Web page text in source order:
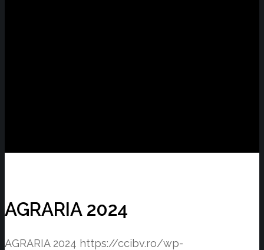
AGRARIA 2024
AGRARIA 2024 https://ccibv.ro/wp-